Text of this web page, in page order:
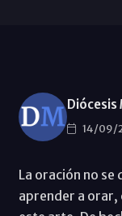
Diócesis
14/09/
La oración no
aprender a orar,